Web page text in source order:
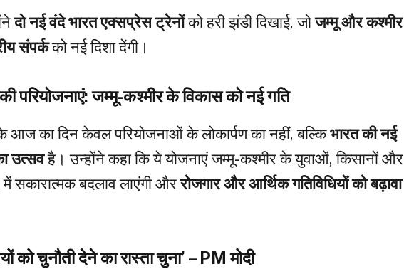
दो नई वंदे भारत एक्सप्रेस ट्रेनोंको हरी झंडी दिखाई, जोजम्मू और कश्मीर
संपर्कको नई दिशा देंगी।
परियोजनाएं: जम्मू-कश्मीर के विकास को नई गति
आज का दिन केवल परियोजनाओं के लोकार्पण का नहीं, बल्किभारत की नई
उत्सवहै। उन्होंने कहा कि ये योजनाएं जम्मू-कश्मीर के युवाओं, किसानों और
में सकारात्मक बदलाव लाएंगी औररोजगार और आर्थिक गतिविधियों को बढ़ावा
को चुनौती देने का रास्ता चुना’ – PM मोदी